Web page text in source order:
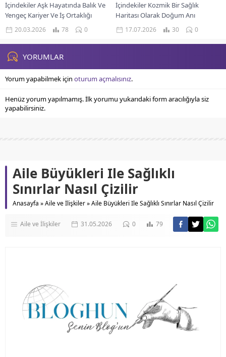
İçindekiler Aşk Hayatında Balık Ve
Yengeç Kariyer Ve İş Ortaklığı
Maddi Konularda Yaklaşımları Su
elementinin iki güçlü temsilcisi,
Balık ve...
20.03.2026 78 0
İçindekiler Kozmik Bir Sağlık
Haritası Olarak Doğum Anı
Gezegen Konumlarının Enerjisel
Etkileri Aşk Hayatınızı Aydınlatan
Astrolojik Rehberlik Kariyer
17.07.2026 30 0
YORUMLAR
Yorum yapabilmek için oturum açmalısınız.
Henüz yorum yapılmamış. İlk yorumu yukarıdaki form aracılığıyla siz
yapabilirsiniz.
Aile Büyükleri Ile Sağlıklı
Sınırlar Nasıl Çizilir
Anasayfa »Aile ve İlişkiler»Aile Büyükleri Ile Sağlıklı Sınırlar Nasıl Çizilir
Aile ve İlişkiler 31.05.2026 0 79